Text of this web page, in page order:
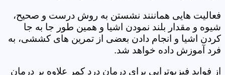
فعالیت هایی هماننند نشستن به روش درست و صحیح،
شیوه و مقدار بلند نمودن اشیا و همین طور جا به جا
کردن اشیا و انجام دادن بعضی از تمرین های کششی، به
فرد آموزش داده خواهد شد.
از فواید فیزیوتراپی برای درمان درد کمر علاوه بر درمان